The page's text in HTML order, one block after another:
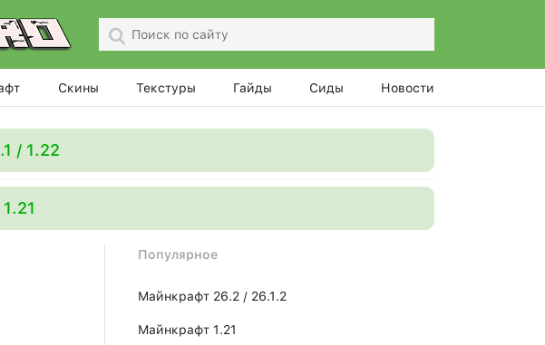
Скины Текстуры Гайды Сиды Новости
/ 1.22
Популярное
Майнкрафт 26.2 / 26.1.2
Майнкрафт 1.21